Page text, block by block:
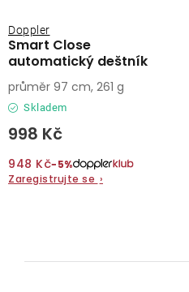
Smart Close
automatický deštník
Doppler
Skladem
998 Kč
948 Kč−5%
Zaregistrujte se ›
průměr 97 cm, 261 g